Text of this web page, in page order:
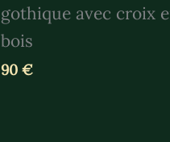
gothique avec croix
bois
90 €